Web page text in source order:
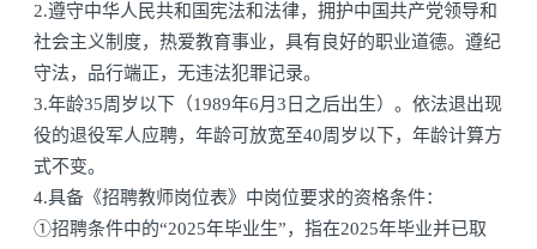
2.遵守中华人民共和国宪法和法律，拥护中国共产党领导和
社会主义制度，热爱教育事业，具有良好的职业道德。遵纪
守法，品行端正，无违法犯罪记录。
3.年龄35周岁以下（1989年6月3日之后出生）。依法退出现
役的退役军人应聘，年龄可放宽至40周岁以下，年龄计算方
式不变。
4.具备《招聘教师岗位表》中岗位要求的资格条件：
①招聘条件中的“2025年毕业生”，指在2025年毕业并已取